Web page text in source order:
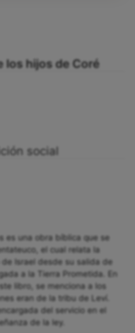
los hijos de Coré
social
es una obra bíblica que se
el cual relata la
Israel desde su salida de
a la Tierra Prometida. En
libro, se menciona a los
eran de la tribu de Leví.
del servicio en el
de la ley.